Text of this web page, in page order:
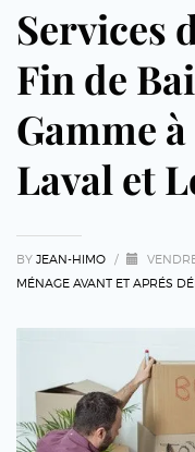
Services
Fin de
Gamme
Laval et
BY JEAN-HIMO /
MÉNAGE AVANT ET APRÉS